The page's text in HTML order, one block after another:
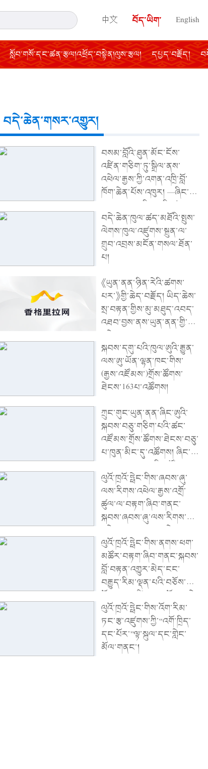
中文 བོད་ཡིག་ English
སློབ་གསོ་དང་ཚན་རྩལ།འཕྲོད་བསྟེན།ལུས་རྩལ། དཔྱད་བརྗོད།
བདེ་ཆེན་གསར་འགྱུར།
བསམ་བློའི་ཐུན་མོང་ངོས་
འཛིན་གཅིག་ཏུ་སྒྲིལ་ནས་
འཕེལ་རྒྱས་ཀྱི་འགན་འཁྲི་བློ་
ཁོག་ཆེན་པོས་འཁུར། —ཞིང་ཨུ་
སྐབས་བཅུ་གཅིག་པའི་ཚང་
འཛོམས་གྲོས་ཚོགས་ཐེངས་བཅུ་
པའི་དགོངས་དོན་དེ་བདེ་ཆེན་
གྱི་ལས་བྱེད་ལས་བཟོའི་ཁྲོད་
ཚུར་སྣང་དྲག་པོ་བྱུང་།
བདེ་ཆེན་ཁུལ་ཚད་མཐོའི་སྤུས་
ལེགས་ཁུལ་འཛུགས་སྐྲུན་ལ་
གྲུབ་འབྲས་མངོན་གསལ་ཐོན་
པ།
《ཡུན་ནན་ཉིན་རེའི་ཚགས་
པར་》གྱི་ཆེད་བརྗོད། ཡིད་ཆེས་
སྲ་བརྟན་གྱིས་མུ་མཐུད་འབད་
འཐབ་བྱས་ནས་ཡུན་ནན་གྱི་
འཕེལ་རྒྱས་རྣམ་པ་གསར་པ་
གཏོད།
སྐབས་དགུ་པའི་ཁུལ་ཨུའི་རྒྱུན་
ལས་ཨུ་ཡོན་ལྷན་ཁང་གིས་
(རྒྱས་འཛོམས་)གྲོས་ཚོགས་
ཐེངས་163པ་འཚོགས།
ཀྲུང་གུང་ཡུན་ནན་ཞིང་ཨུའི་
སྐབས་བཅུ་གཅིག་པའི་ཚང་
འཛོམས་གྲོས་ཚོགས་ཐེངས་བཅུ་
པ་ཁུན་མིང་དུ་འཚོགས། ཞིང་ཨུ་
རྒྱུན་ལས་ཨུ་ལྷན་གྱིས་ཚོགས་
འདུ་གཙོ་སྐྱོང་གནང་། ཞིང་ཨུའི་
ཧྲུའུ་ཅི་ཝང་ཉིང་གིས་གསུང་
བཤད་གནང་།
ལུའོ་ཁྲའོ་ཧྥེང་གིས་ཞབས་ཞུ་
ལས་རིགས་འཕེལ་རྒྱས་འགྲོ་
ཚུལ་ལ་བརྟག་ཞིབ་གནང་
སྐབས་ཞབས་ཞུ་ལས་རིགས་ཀྱི་
འཕེལ་རྒྱས་ལ་ཤུགས་ཆེན་
གཏོང་ནས་ཁུལ་ཡོངས་ཀྱི་
དཔལ་འབྱོར་སྤུས་ཚད་མཐོ་
བའི་འཕེལ་རྒྱས་འགྲོ་རྒྱུར་སྐུལ་
འདེད་གཏོང་དགོས་ཞེས་ནན་
བཤད་གནང་།
ལུའོ་ཁྲའོ་ཧྥེང་གིས་ནགས་ཕག་
མཚོར་བརྟག་ཞིབ་གནང་སྐབས་
བློ་བརྟན་འགྱུར་མེད་ངང་
བརྒྱུད་རིམ་ལྡན་པའི་བཅོས་
སྐྱོང་དམ་འཛིན་ནན་པོ་བྱས་ཏེ་
ནུས་ཤུགས་ཡོད་རྒུས་ས་མཐོའི་
འདམ་ར་ལ་སྲུང་སྐྱོང་བྱེད་
དགོས་ཞེས་ནན་བཤད་གནང་།
ལུའོ་ཁྲའོ་ཧྥེང་གིས་འོག་རིམ་
ཏང་རྩ་འཛུགས་ཀྱི་“འགོ་ཁྲིད་
དང་པོར་”ལྟ་སྐུལ་དང་གླེང་
མོལ་གནང་།